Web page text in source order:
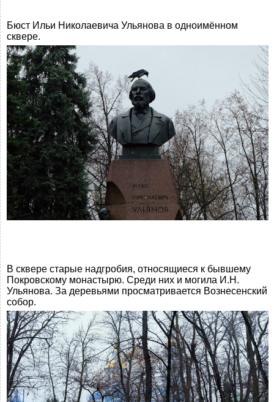
Бюст Ильи Николаевича Ульянова в одноимённом
сквере.
В сквере старые надгробия, относящиеся к бывшему
Покровскому монастырю. Среди них и могила И.Н.
Ульянова. За деревьями просматривается Вознесенский
собор.